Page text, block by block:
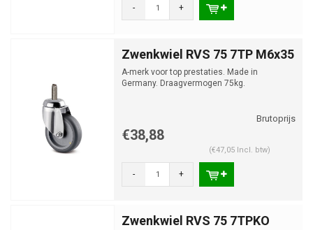
- +
Zwenkwiel RVS 75 7TP M6x35
A-merk voor top prestaties. Made in
Germany. Draagvermogen 75kg.
€38,88
(€47,05 Incl. btw)
- +
Zwenkwiel RVS 75 7TPKO